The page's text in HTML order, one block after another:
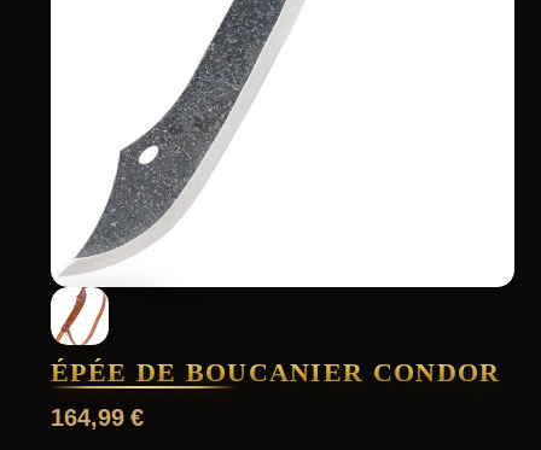
ÉPÉE DE BOUCANIER CONDOR
164,99€